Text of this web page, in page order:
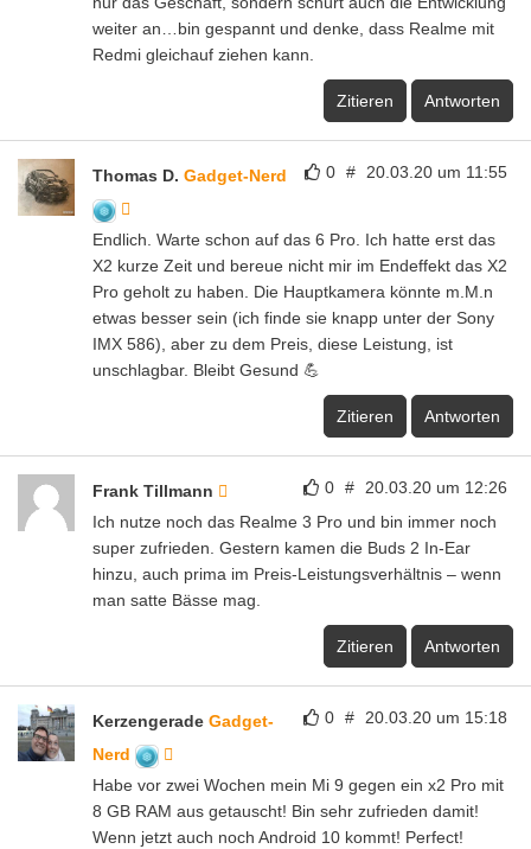
weiter an…bin gespannt und denke, dass Realme mit
Redmi gleichauf ziehen kann.
Zitieren Antworten
0 # 20.03.20 um 11:55
Thomas D. Gadget-Nerd
Endlich. Warte schon auf das 6 Pro. Ich hatte erst das
X2 kurze Zeit und bereue nicht mir im Endeffekt das X2
Pro geholt zu haben. Die Hauptkamera könnte m.M.n
etwas besser sein (ich finde sie knapp unter der Sony
IMX 586), aber zu dem Preis, diese Leistung, ist
unschlagbar. Bleibt Gesund 💪
Zitieren Antworten
0 # 20.03.20 um 12:26
Frank Tillmann
Ich nutze noch das Realme 3 Pro und bin immer noch
super zufrieden. Gestern kamen die Buds 2 In-Ear
hinzu, auch prima im Preis-Leistungsverhältnis – wenn
man satte Bässe mag.
Zitieren Antworten
0 # 20.03.20 um 15:18
Kerzengerade Gadget-
Nerd
Habe vor zwei Wochen mein Mi 9 gegen ein x2 Pro mit
8 GB RAM aus getauscht! Bin sehr zufrieden damit!
Wenn jetzt auch noch Android 10 kommt! Perfect!